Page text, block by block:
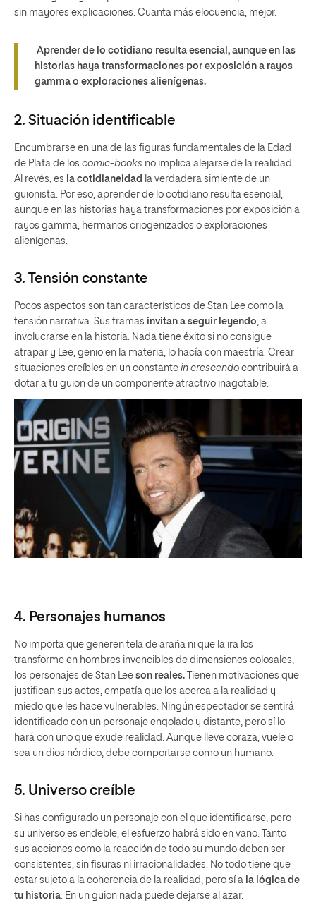
sin mayores explicaciones. Cuanta más elocuencia, mejor.
Aprender de lo cotidiano resulta esencial, aunque en las
historias haya transformaciones por exposición a rayos
gamma o exploraciones alienígenas.
2. Situación identificable
Encumbrarse en una de las figuras fundamentales de la Edad
de Plata de los comic-books no implica alejarse de la realidad.
Al revés, es la cotidianeidad la verdadera simiente de un
guionista. Por eso, aprender de lo cotidiano resulta esencial,
aunque en las historias haya transformaciones por exposición a
rayos gamma, hermanos criogenizados o exploraciones
alienígenas.
3. Tensión constante
Pocos aspectos son tan característicos de Stan Lee como la
tensión narrativa. Sus tramas invitan a seguir leyendo, a
involucrarse en la historia. Nada tiene éxito si no consigue
atrapar y Lee, genio en la materia, lo hacía con maestría. Crear
situaciones creíbles en un constante in crescendo contribuirá a
dotar a tu guion de un componente atractivo inagotable.
4. Personajes humanos
No importa que generen tela de araña ni que la ira los
transforme en hombres invencibles de dimensiones colosales,
los personajes de Stan Lee son reales. Tienen motivaciones que
justifican sus actos, empatía que los acerca a la realidad y
miedo que les hace vulnerables. Ningún espectador se sentirá
identificado con un personaje engolado y distante, pero sí lo
hará con uno que exude realidad. Aunque lleve coraza, vuele o
sea un dios nórdico, debe comportarse como un humano.
5. Universo creíble
Si has configurado un personaje con el que identificarse, pero
su universo es endeble, el esfuerzo habrá sido en vano. Tanto
sus acciones como la reacción de todo su mundo deben ser
consistentes, sin fisuras ni irracionalidades. No todo tiene que
estar sujeto a la coherencia de la realidad, pero sí a la lógica de
tu historia . En un guion nada puede dejarse al azar.